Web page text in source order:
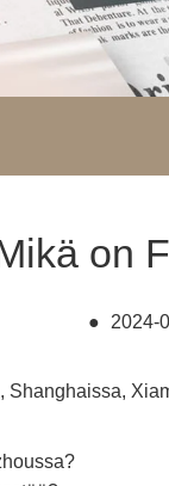
on
● 2024-